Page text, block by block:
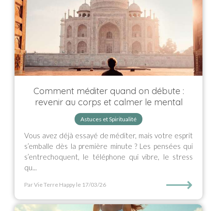
Comment méditer quand on débute :
revenir au corps et calmer le mental
Astuces et Spiritualité
Vous avez déjà essayé de méditer, mais votre esprit
s’emballe dès la première minute ? Les pensées qui
s’entrechoquent, le téléphone qui vibre, le stress
qu...
Par Vie Terre Happy le 17/03/26 ⟶